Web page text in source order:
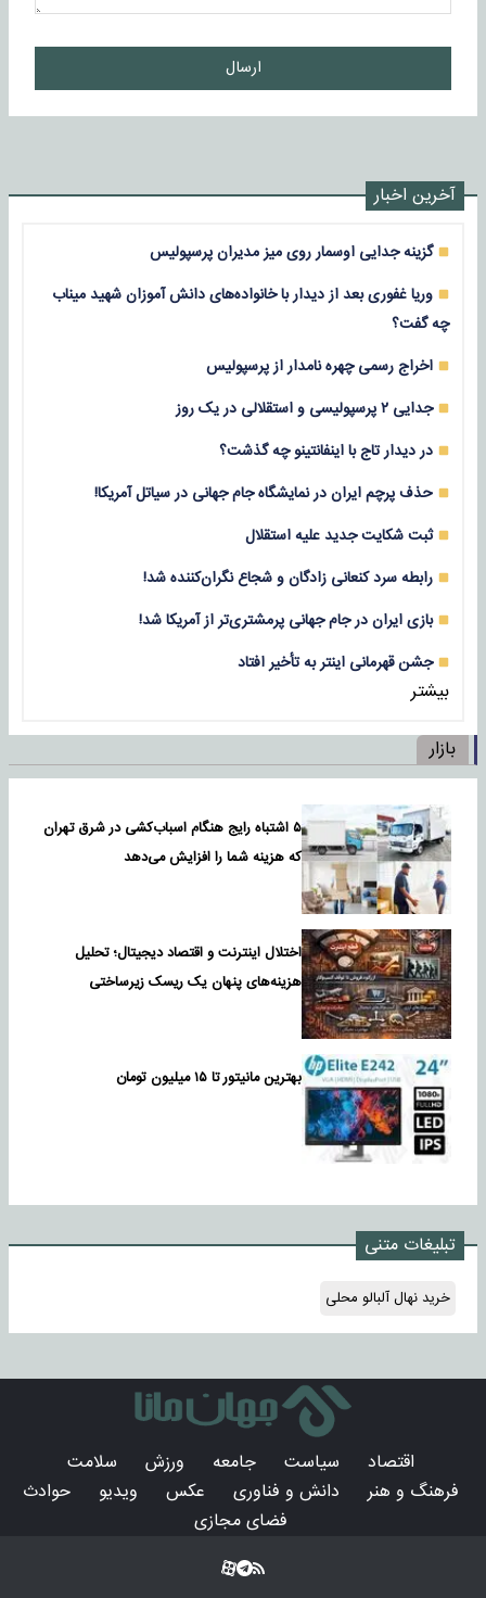
ارسال
آخرین اخبار
گزینه جدایی اوسمار روی میز مدیران پرسپولیس
وریا غفوری بعد از دیدار با خانواده‌های دانش آموزان شهید میناب
چه گفت؟
اخراج رسمی چهره نامدار از پرسپولیس
جدایی ۲ پرسپولیسی و استقلالی در یک روز
در دیدار تاج با اینفانتینو چه گذشت؟
حذف پرچم ایران در نمایشگاه جام جهانی در سیاتل آمریکا!
ثبت شکایت جدید علیه استقلال
رابطه سرد کنعانی زادگان و شجاع نگران‌کننده شد!
بازی‌ ایران در جام جهانی پرمشتری‌تر از آمریکا شد!
جشن قهرمانی اینتر به تأخیر افتاد
بیشتر
بازار
۵ اشتباه رایج هنگام اسباب‌کشی در شرق تهران
که هزینه شما را افزایش می‌دهد
اختلال اینترنت و اقتصاد دیجیتال؛ تحلیل
هزینه‌های پنهان یک ریسک زیرساختی
بهترین مانیتور تا ۱۵ میلیون تومان
تبلیغات متنی
خرید نهال آلبالو محلی
اقتصاد سیاست جامعه ورزش
سلامت
فرهنگ و هنر
دانش و فناوری عکس ویدیو
حوادث
فضای مجازی